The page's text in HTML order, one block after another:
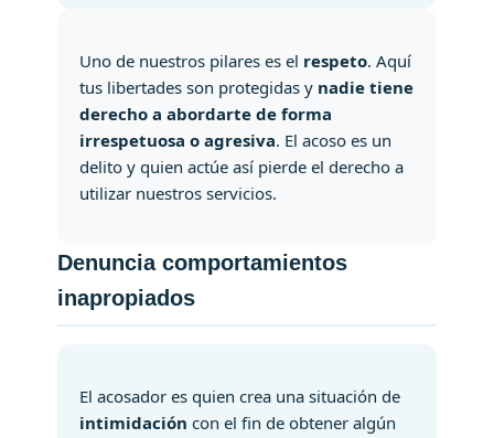
Uno de nuestros pilares es el respeto. Aquí
tus libertades son protegidas y nadie tiene
derecho a abordarte de forma
irrespetuosa o agresiva. El acoso es un
delito y quien actúe así pierde el derecho a
utilizar nuestros servicios.
Denuncia comportamientos
inapropiados
El acosador es quien crea una situación de
intimidación con el fin de obtener algún